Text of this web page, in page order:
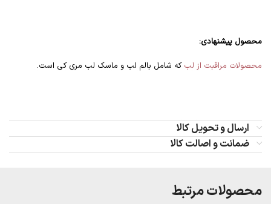
محصول پیشنهادی:
محصولات مراقبت از لب که شامل بالم لب و ماسک لب مری کی است.
ارسال و تحویل کالا
ضمانت و اصالت کالا
محصولات مرتبط